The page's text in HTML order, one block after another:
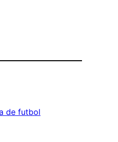
de futbol